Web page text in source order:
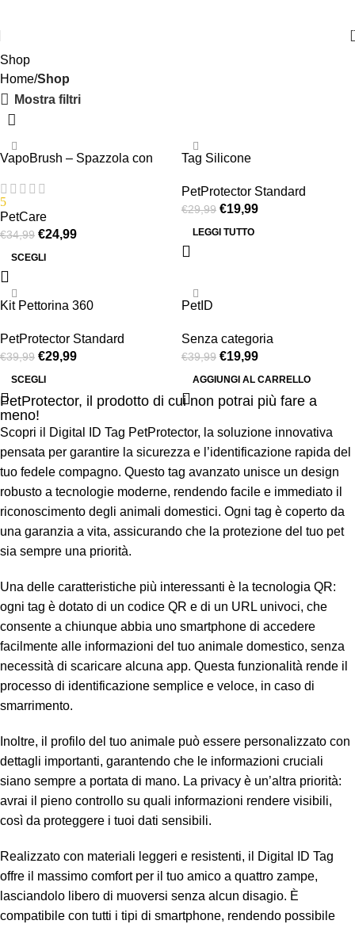
Shop
Home Shop
Mostra filtri
VapoBrush – Spazzola con
5
PetCare
€34,99 €24,99
SCEGLI
SOLD OUT
Tag Silicone
PetProtector Standard
€29,99 €19,99
LEGGI TUTTO
Kit Pettorina 360
PetProtector Standard
€39,99 €29,99
SCEGLI
PetID
Senza categoria
€39,99 €19,99
AGGIUNGI AL CARRELLO
PetProtector, il prodotto di cui non potrai più fare a
meno!
Scopri il Digital ID Tag PetProtector, la soluzione innovativa
pensata per garantire la sicurezza e l’identificazione rapida del
tuo fedele compagno. Questo tag avanzato unisce un design
robusto a tecnologie moderne, rendendo facile e immediato il
riconoscimento degli animali domestici. Ogni tag è coperto da
una garanzia a vita, assicurando che la protezione del tuo pet
sia sempre una priorità.
Una delle caratteristiche più interessanti è la tecnologia QR:
ogni tag è dotato di un codice QR e di un URL univoci, che
consente a chiunque abbia uno smartphone di accedere
facilmente alle informazioni del tuo animale domestico, senza
necessità di scaricare alcuna app. Questa funzionalità rende il
processo di identificazione semplice e veloce, in caso di
smarrimento.
Inoltre, il profilo del tuo animale può essere personalizzato con
dettagli importanti, garantendo che le informazioni cruciali
siano sempre a portata di mano. La privacy è un’altra priorità:
avrai il pieno controllo su quali informazioni rendere visibili,
così da proteggere i tuoi dati sensibili.
Realizzato con materiali leggeri e resistenti, il Digital ID Tag
offre il massimo comfort per il tuo amico a quattro zampe,
lasciandolo libero di muoversi senza alcun disagio. È
compatibile con tutti i tipi di smartphone, rendendo possibile